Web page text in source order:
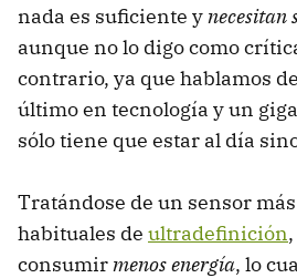
nada es suficiente ynecesitan
aunque no lo digo como
contrario, ya que hablamos
último en tecnología y un
sólo tiene que estar al día
Tratándose de un sensor
habituales de ultradefinición
consumirmenos energía, lo